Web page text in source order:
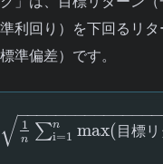
利回り）を下回るリ
準偏差）です。
1
n ∑n
i=1 max( 目 標リ
−−−−−−−−−−−−−−−
√